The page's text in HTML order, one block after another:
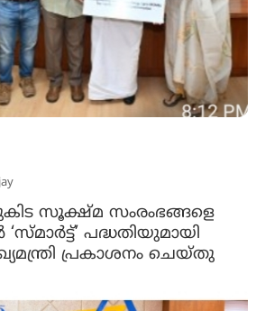
സൂക്ഷ്മ സംരംഭങ്ങളെ
പദ്ധതിയുമായി
പ്രകാശനം ചെയ്തു